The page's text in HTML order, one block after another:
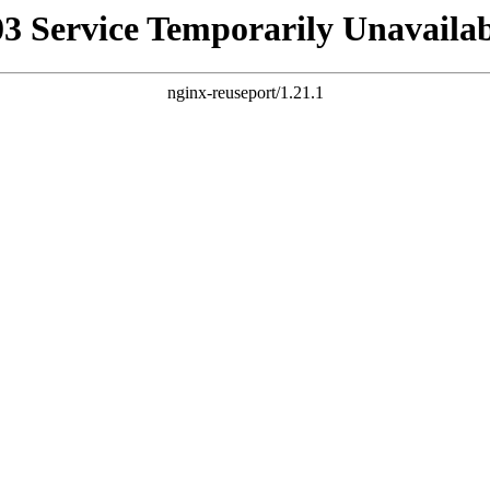
Service Temporarily
nginx-reuseport/1.21.1